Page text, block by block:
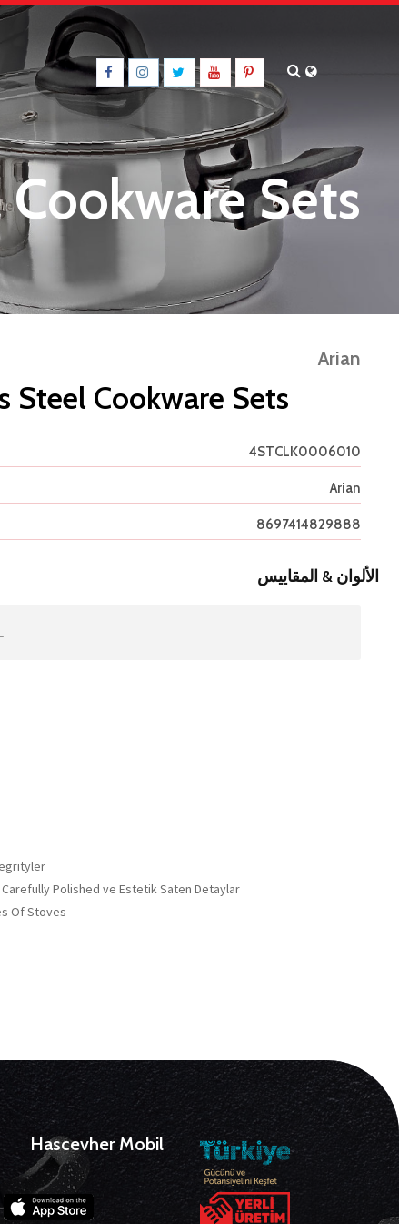
Sets
Arian
Steel Cookware Sets
4STCLK0006010
Arian
8697414829888
الألوان & المقاييس
Polished ve Estetik Saten Detaylar
Of Stoves
Hascevher Mobil